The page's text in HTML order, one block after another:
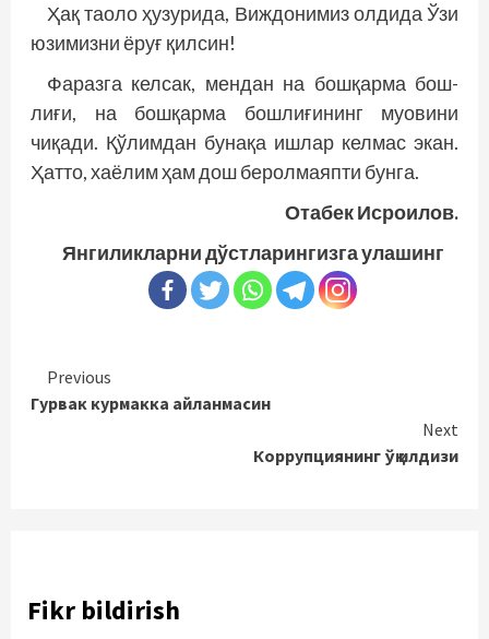
Ҳақ таоло ҳузурида, Виждонимиз олдида Ўзи
юзимизни ёруғ қилсин!
Фаразга келсак, мендан на бошқарма бош­
лиғи, на бошқарма бош­лиғининг муовини
чиқади. Қўлимдан бунақа ишлар келмас экан.
Ҳатто, хаёлим ҳам дош беролмаяпти бунга.
Отабек Исроилов.
Янгиликларни дўстларингизга улашинг
Continue
Reading
Previous
Гурвак курмакка айланмасин
Next
Коррупциянинг ўқ илдизи
Fikr bildirish